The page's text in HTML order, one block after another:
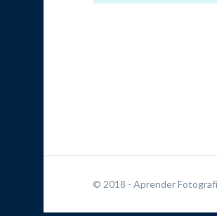
© 2018 - Aprender